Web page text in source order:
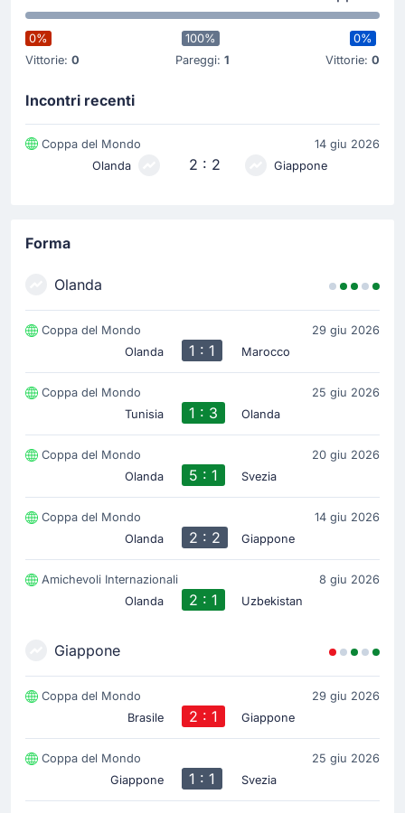
57'
Takefusa Kubo(Assist)
Stadium. Il risultato è ora di 1 - 1. Takefusa Kubo ha
servito l'assist per il gol. Il punteggio è ora di 1 - 1.
Inizio della partita
0%
Vittorie: 0
100%
Pareggi: 1
0%
Vittorie: 0
Incontri recenti
Coppa del Mondo
14 giu 2026
Olanda
2 : 2 Giappone
Forma
Olanda
Coppa del Mondo
29 giu 2026
Olanda
1 : 1 Marocco
Coppa del Mondo
25 giu 2026
Tunisia
1 : 3 Olanda
Coppa del Mondo
20 giu 2026
Olanda
5 : 1 Svezia
Coppa del Mondo
14 giu 2026
Olanda
2 : 2 Giappone
Amichevoli Internazionali
8 giu 2026
Olanda
2 : 1 Uzbekistan
Giappone
Coppa del Mondo
29 giu 2026
Brasile
2 : 1 Giappone
Coppa del Mondo
25 giu 2026
Giappone
1 : 1 Svezia